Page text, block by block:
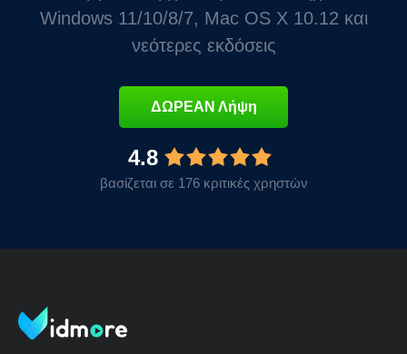
Windows 11/10/8/7, Mac OS X 10.12 και
νεότερες εκδόσεις
ΔΩΡΕΑΝ Λήψη
4.8
βασίζεται σε 176 κριτικές χρηστών